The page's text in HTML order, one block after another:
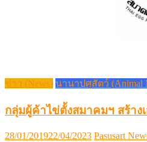
ข่าว (News) นานาปศุสัตว์ (Animal
กลุ่มผู้ค้าไข่ตั้งสมาคมฯ สร้าง
Posted
28/01/201922/04/2023 Author
Pasusart